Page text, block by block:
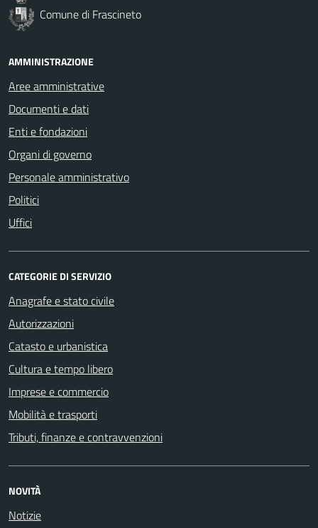
Comune di Frascineto
AMMINISTRAZIONE
Aree amministrative
Documenti e dati
Enti e fondazioni
Organi di governo
Personale amministrativo
Politici
Uffici
CATEGORIE DI SERVIZIO
Anagrafe e stato civile
Autorizzazioni
Catasto e urbanistica
Cultura e tempo libero
Imprese e commercio
Mobilità e trasporti
Tributi, finanze e contravvenzioni
NOVITÀ
Notizie